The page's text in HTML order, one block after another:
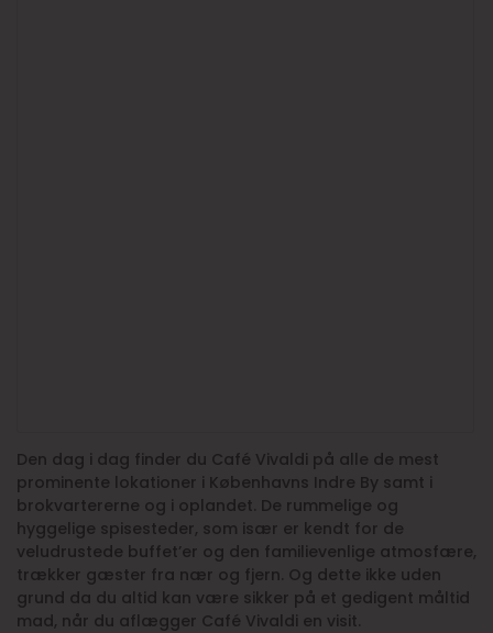
Den dag i dag finder du Café Vivaldi på alle de mest
prominente lokationer i Københavns Indre By samt i
brokvartererne og i oplandet. De rummelige og
hyggelige spisesteder, som især er kendt for de
veludrustede buffet’er og den familievenlige atmosfære,
trækker gæster fra nær og fjern. Og dette ikke uden
grund da du altid kan være sikker på et gedigent måltid
mad, når du aflægger Café Vivaldi en visit.